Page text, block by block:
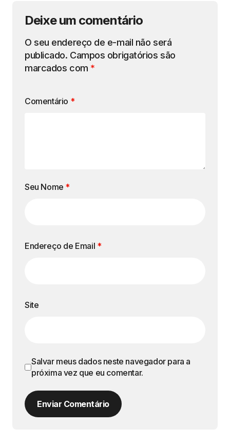
Deixe um comentário
O seu endereço de e-mail não será
publicado. Campos obrigatórios são
marcados com *
Comentário *
Seu Nome *
Endereço de Email *
Site
Salvar meus dados neste navegador para a
próxima vez que eu comentar.
Enviar Comentário